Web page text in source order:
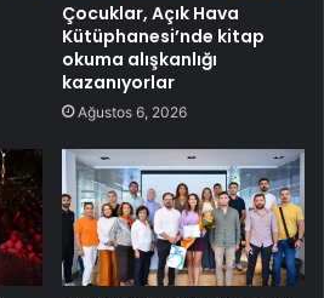
Çocuklar, Açık Hava
Kütüphanesi’nde kitap
okuma alışkanlığı
kazanıyorlar
Ağustos 6, 2026